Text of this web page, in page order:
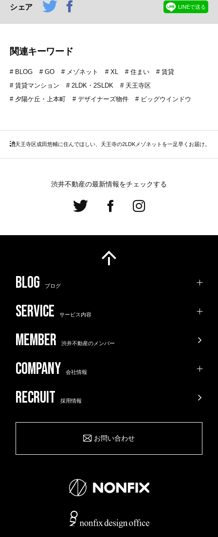
シェア LINEで送る
関連キーワード
BLOG GO メゾネット XL 住まい
賃貸
賃貸マンション
2LDK・2SLDK
天王寺区
夕陽ケ丘・上本町
デザイナーズ物件 ビッグウインドウ
成田悠輔に住んでほしい、天王寺の2LDKメゾネットを一足早くお届け。
天王寺区
渋井不動産の最新情報をチェックする
ブログ
サービス内容
渋井不動産のメンバー
会社情報
採用情報
お問い合わせ